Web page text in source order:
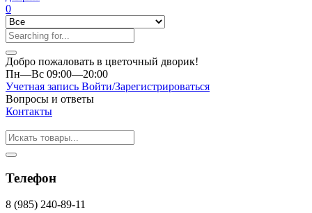
0
Добро пожаловать в цветочный дворик!
Пн—Вс 09:00—20:00
Учетная запись Войти/Зарегистрироваться
Вопросы и ответы
Контакты
Телефон
8 (985) 240-89-11